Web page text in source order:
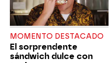
MOMENTO DESTACADO
El sorprendente
sándwich dulce con